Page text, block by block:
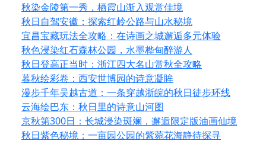
秋染金陵第一秀，栖霞山渐入观赏佳境
秋日自驾安徽：探索红岭公路与山水秘境
宜昌宝藏玩法全攻略：在诗画之城邂逅多元体验
秋色浸染红石森林公园，水墨桦甸醉游人
秋日登高正当时：浙江四大名山赏秋全攻略
暮秋绘彩卷：西安世博园的诗意凝眸
漫步千年吴越古道：一条穿越浙皖的秋日徒步环线
云海绘巴东：秋日里的诗意山河图
京秋第300日：长城浸染斑斓，邂逅限定版油画仙境
秋日紫色秘境：一亩园公园的紫菀花海静待探寻